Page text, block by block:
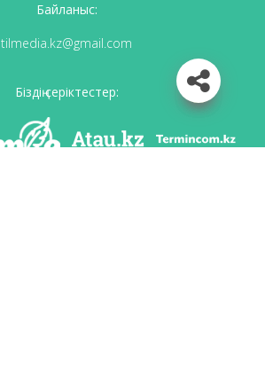
Байланыс:
tilmedia.kz@gmail.com
Біздің серіктестер: